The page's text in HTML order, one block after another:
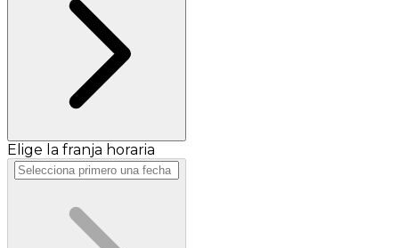
Elige la franja horaria